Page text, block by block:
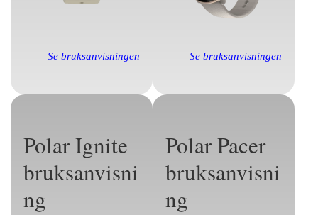
Se bruksanvisningen Se bruksanvisningen
Polar Ignite
bruksanvisni
ng
Polar Pacer
bruksanvisni
ng